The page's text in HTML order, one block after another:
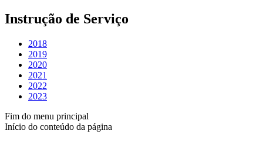
Instrução de Serviço
2018
2019
2020
2021
2022
2023
Fim do menu principal
Início do conteúdo da página